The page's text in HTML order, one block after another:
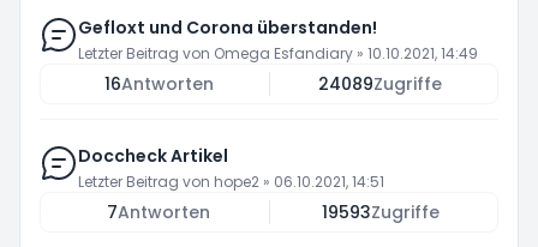
Gefloxt und Corona überstanden!
Letzter Beitrag von Omega Esfandiary » 10.10.2021, 14:49
16Antworten 24089Zugriffe
Doccheck Artikel
Letzter Beitrag von hope2 » 06.10.2021, 14:51
7Antworten 19593Zugriffe